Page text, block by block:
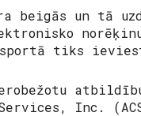
beigās un tā
tiks
, Inc.